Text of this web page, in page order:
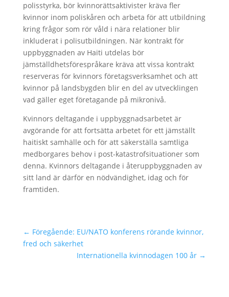
polisstyrka, bör kvinnorättsaktivister kräva fler
kvinnor inom poliskåren och arbeta för att utbildning
kring frågor som rör våld i nära relationer blir
inkluderat i polisutbildningen. När kontrakt för
uppbyggnaden av Haiti utdelas bör
jämställdhetsförespråkare kräva att vissa kontrakt
reserveras för kvinnors företagsverksamhet och att
kvinnor på landsbygden blir en del av utvecklingen
vad gäller eget företagande på mikronivå.
Kvinnors deltagande i uppbyggnadsarbetet är
avgörande för att fortsätta arbetet för ett jämställt
haitiskt samhälle och för att säkerställa samtliga
medborgares behov i post-katastrofsituationer som
denna. Kvinnors deltagande i återuppbyggnaden av
sitt land är därför en nödvändighet, idag och för
framtiden.
← Föregående: EU/NATO konferens rörande kvinnor,
fred och säkerhet
Internationella kvinnodagen 100 år →